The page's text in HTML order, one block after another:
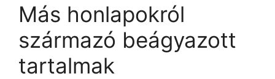
Más honlapokról
származó beágyazott
tartalmak